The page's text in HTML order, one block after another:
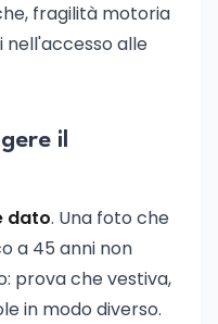
fragilità motoria
nell'accesso alle
il
dato. Una foto che
a 45 anni non
prova che vestiva,
in modo diverso.